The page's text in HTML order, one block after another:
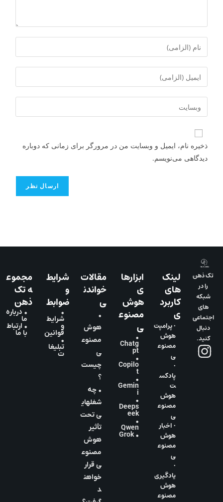
ذخیره نام، ایمیل و وبسایت من در مرورگر برای زمانی که دوباره
دیدگاهی می‌نویسم.
تک ذهن
را در
شبکه
های
اجتماعی
دنبال
کنید.
لینک
های
کاربرد
ی
• پرامپت
هوش
مصنوع
ی
•
پادکس
ت
هوش
مصنوع
ی
• اخبار
هوش
مصنوع
ی
•
یادگیری
هوش
مصنوع
ابزارها
ی
هوش
مصنوع
ی
•
Chatg
pt
•
Copilo
t
•
Gemin
i
•
Deeps
eek
•
Qwen
• Grok
مقالات
خواندن
ی
•
هوش
مصنوع
ی
چیست
؟
• چه
شغلهای
ی تحت
تأثیر
هوش
مصنوع
ی قرار
خواهن
د
شرایط
و
ضوابط
•
شرایط
و
قوانین
•
تبلیغا
ت
مجموع
ه تک
ذهن
• درباره
ما
• ارتباط
با ما